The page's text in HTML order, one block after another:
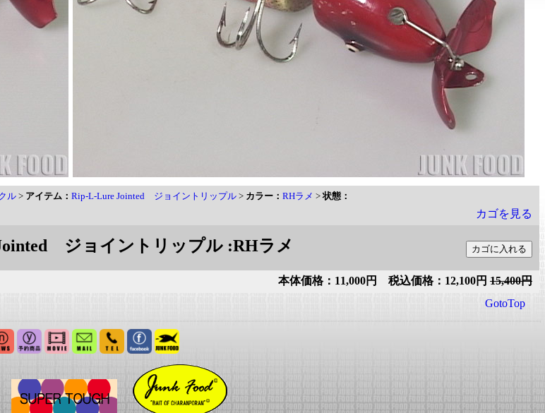
ル> アイテム： Rip-L-Lure Jointed ジョイントリップル > カラー： RHラメ >状態：
カゴを見る
ジョイントリップル :RHラメ
本体価格：11,000円 税込価格：12,100円 15,400円
GotoTop